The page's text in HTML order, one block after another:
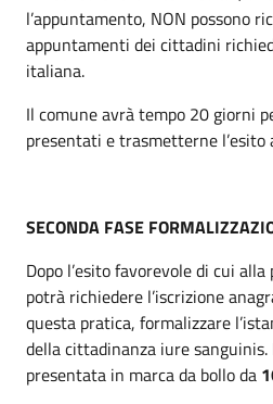
l’appuntamento, NON possono
appuntamenti dei cittadini
italiana.
Il comune avrà tempo 20 giorni
presentati e trasmetterne
SECONDA FASE
Dopo l’esito favorevole di cui
potrà richiedere l’iscrizione
questa pratica, formalizzare
della cittadinanza iure sanguinis.
presentata in marca da bollo da